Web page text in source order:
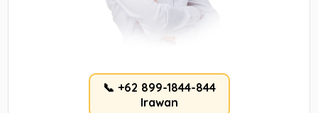
📞 +62 899-1844-844
Irawan